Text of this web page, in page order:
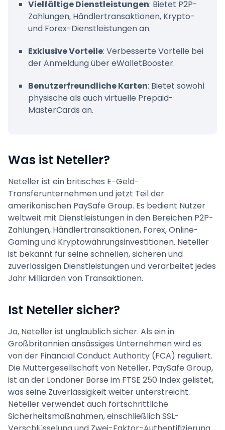
Vielfältige Dienstleistungen: Bietet P2P-
Zahlungen, Händlertransaktionen, Krypto-
und Forex-Dienstleistungen an.
Exklusive Vorteile: Verbesserte Vorteile bei
der Anmeldung über eWalletBooster.
Benutzerfreundliche Karten: Bietet sowohl
physische als auch virtuelle Prepaid-
MasterCards an.
Was ist Neteller?
Neteller ist ein britisches E-Geld-
Transferunternehmen und jetzt Teil der
amerikanischen PaySafe Group. Es bedient Nutzer
weltweit mit Dienstleistungen in den Bereichen P2P-
Zahlungen, Händlertransaktionen, Forex, Online-
Gaming und Kryptowährungsinvestitionen. Neteller
ist bekannt für seine schnellen, sicheren und
zuverlässigen Dienstleistungen und verarbeitet jedes
Jahr Milliarden von Transaktionen.
Ist Neteller sicher?
Ja, Neteller ist unglaublich sicher. Als ein in
Großbritannien ansässiges Unternehmen wird es
von der Financial Conduct Authority (FCA) reguliert.
Die Muttergesellschaft von Neteller, PaySafe Group,
ist an der Londoner Börse im FTSE 250 Index gelistet,
was seine Zuverlässigkeit weiter unterstreicht.
Neteller verwendet auch fortschrittliche
Sicherheitsmaßnahmen, einschließlich SSL-